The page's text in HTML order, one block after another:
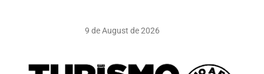
9 de August de 2026